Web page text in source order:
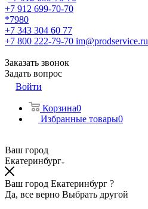
+7 912 699-70-70
*7980
+7 343 304 60 77
+7 800 222-79-70 im@prodservice.ru
Заказать звонок
Задать вопрос
Войти
Корзина0
Избранные товары0
Ваш город
Екатеринбург
Ваш город Екатеринбург ?
Да, все верно Выбрать другой